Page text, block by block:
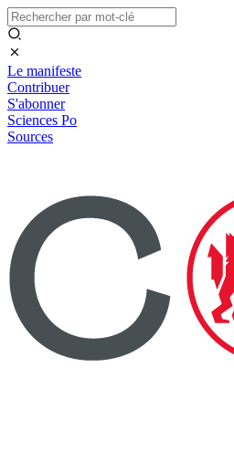
Le manifeste
Contribuer
S'abonner
Sciences Po
Sources